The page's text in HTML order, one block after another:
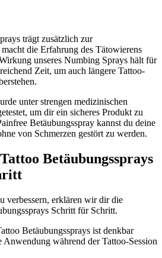
trägt zusätzlich zur
die Erfahrung des Tätowierens
unseres Numbing Sprays hält für
Zeit, um auch längere Tattoo-
unter strengen medizinischen
um dir ein sicheres Produkt zu
Betäubungsspray kannst du deine
von Schmerzen gestört zu werden.
Betäubungssprays
verbessern, erklären wir dir die
Schritt für Schritt.
Betäubungssprays ist denkbar
während der Tattoo-Session